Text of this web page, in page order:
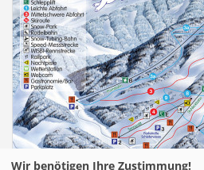
Wir benötigen Ihre Zustimmung!